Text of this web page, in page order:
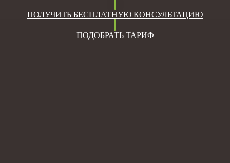
ПОЛУЧИТЬ БЕСПЛАТНУЮ КОНСУЛЬТАЦИЮ
ПОДОБРАТЬ ТАРИФ